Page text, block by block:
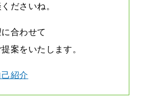
ださいね。
合わせて
案をいたします。
紹介